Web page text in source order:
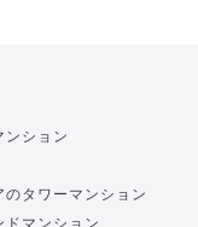
ンション
のタワーマンション
ドマンション